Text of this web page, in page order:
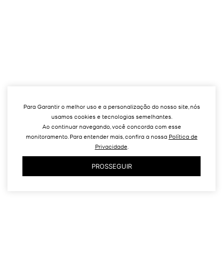
Para Garantir o melhor uso e a personalização do nosso site, nós
usamos cookies e tecnologias semelhantes.
Ao continuar navegando, você concorda com esse
monitoramento. Para entender mais, confira a nossa Política de
Privacidade.
PROSSEGUIR